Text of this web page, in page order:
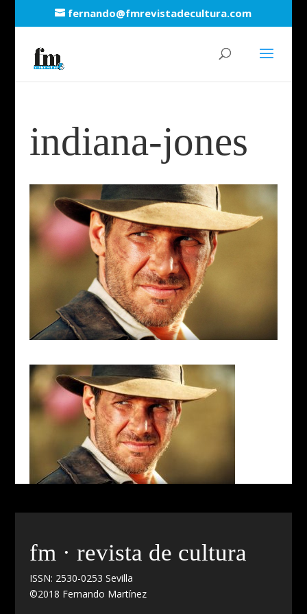
fernando@fmrevistadecultura.com
indiana-jones
fm · revista de cultura
ISSN: 2530-0253 Sevilla
©2018 Fernando Martínez